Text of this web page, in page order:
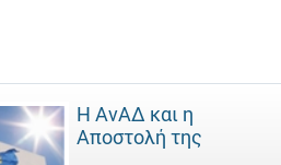
Η ΑνΑΔ και η
Αποστολή της